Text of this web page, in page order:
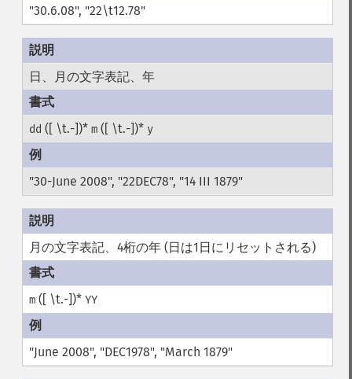
"30.6.08", "22\t12.78"
日、月の文字表記、年
dd ([ \t.-])* m([ \t.-])* y
"30-June 2008", "22DEC78", "14 III 1879"
月の文字表記、4桁の年 (日は1日にリセットされる)
m([ \t.-])* YY
"June 2008", "DEC1978", "March 1879"